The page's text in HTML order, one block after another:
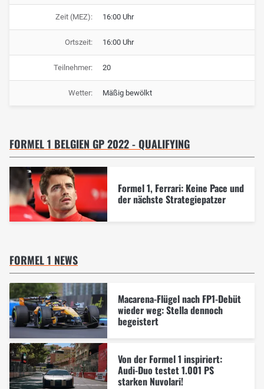
Zeit (MEZ): 16:00 Uhr
Ortszeit: 16:00 Uhr
Teilnehmer: 20
Wetter: Mäßig bewölkt
FORMEL 1 BELGIEN GP 2022 - QUALIFYING
Formel 1, Ferrari: Keine Pace und
der nächste Strategiepatzer
FORMEL 1 NEWS
Macarena-Flügel nach FP1-Debüt
wieder weg: Stella dennoch
begeistert
Von der Formel 1 inspiriert:
Audi-Duo testet 1.001 PS
starken Nuvolari!